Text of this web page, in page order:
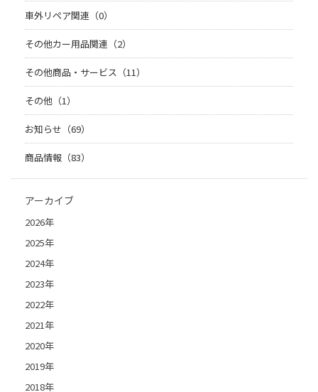
車外リペア関連（0）
その他カー用品関連（2）
その他商品・サービス（11）
その他（1）
お知らせ（69）
商品情報（83）
アーカイブ
2026年
2025年
2024年
2023年
2022年
2021年
2020年
2019年
2018年